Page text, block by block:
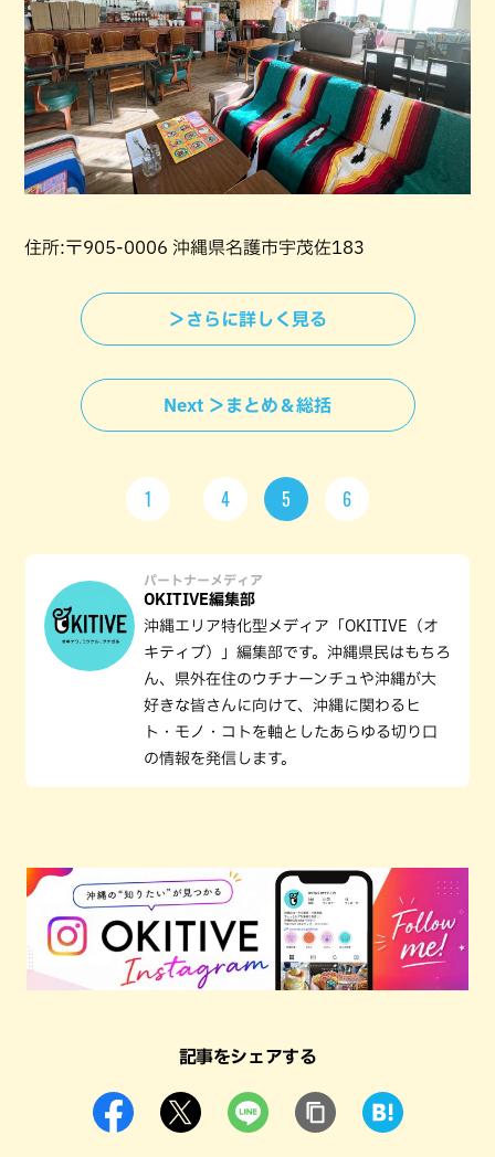
住所:〒905-0006 沖縄県名護市宇茂佐183
＞さらに詳しく見る
Next ＞まとめ＆総括
1 4 5 6
パートナーメディア
OKITIVE編集部
沖縄エリア特化型メディア「OKITIVE（オ
キティブ）」編集部です。沖縄県民はもちろ
ん、県外在住のウチナーンチュや沖縄が大
好きな皆さんに向けて、沖縄に関わるヒ
ト・モノ・コトを軸としたあらゆる切り口
の情報を発信します。
記事をシェアする